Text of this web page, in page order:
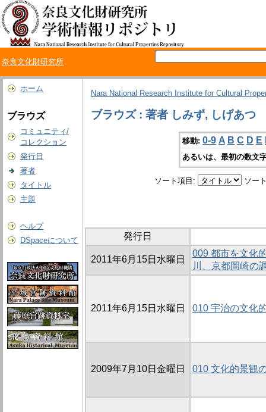
奈良文化財研究所
ホーム
ブラウズ
コミュニティ/
コレクション
発行日
著者
タイトル
主題
ヘルプ
DSpaceについて
Nara National Research Institute for Cultural
ブラウズ : 著者 しみず, しげあつ
移動: 0-9 A B C D E
あるいは、最初の数文
ソート項目: ソー
発行日
2011年6月15日水曜日
009 都市を文化
川、京都岡崎の
2011年6月15日水曜日 010 宇治の文化
2009年7月10日金曜日 010 文化的景観